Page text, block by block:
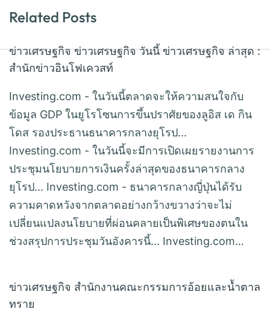
Related Posts
ข่าวเศรษฐกิจ ข่าวเศรษฐกิจ วันนี้ ข่าวเศรษฐกิจ ล่าสุด :
สำนักข่าวอินโฟเควสท์
Investing.com - ในวันนี้ตลาดจะให้ความสนใจกับ
ข้อมูล GDP ในยูโรโซนการขึ้นปราศัยของลูอิส เด กิน
โดส รองประธานธนาคารกลางยุโรป...
Investing.com - ในวันนี้จะมีการเปิดเผยรายงานการ
ประชุมนโยบายการเงินครั้งล่าสุดของธนาคารกลาง
ยุโรป... Investing.com - ธนาคารกลางญี่ปุ่นได้รับ
ความคาดหวังจากตลาดอย่างกว้างขวางว่าจะไม่
เปลี่ยนแปลงนโยบายที่ผ่อนคลายเป็นพิเศษของตนใน
ช่วงสรุปการประชุมวันอังคารนี้... Investing.com…
ข่าวเศรษฐกิจ สำนักงานคณะกรรมการอ้อยและน้ำตาล
ทราย